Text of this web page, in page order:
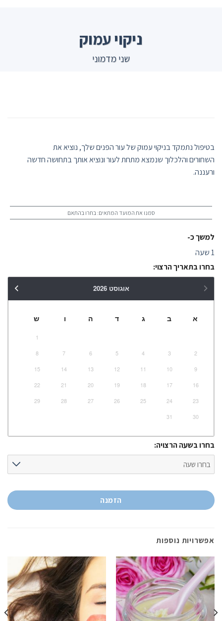
ניקוי עמוק
שני מדמוני
בטיפול נתמקד בניקוי עמוק של עור הפנים שלך, נוציא את
השחורים והלכלוך שנמצא מתחת לעור ונוציא אותך בתחושה חדשה
ורעננה.
סמנו את המועד המתאים: בחרו בהתאם
למשך כ-
1 שעה
בחרו בתאריך הרצוי:
אוגוסט 2026
א ב ג ד ה ו ש
1
2
3
4
5
6
7
8
9
10
11
12
13
14
15
16
17
18
19
20
21
22
23
24
25
26
27
28
29
30
31
בחרו בשעה הרצויה:
הזמנה
אפשרויות נוספות